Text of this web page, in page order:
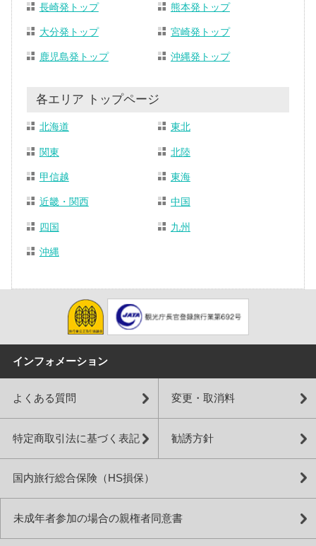
長崎発トップ 熊本発トップ
大分発トップ 宮崎発トップ
鹿児島発トップ 沖縄発トップ
各エリア トップページ
北海道 東北
関東 北陸
甲信越 東海
近畿・関西 中国
四国 九州
沖縄
インフォメーション
よくある質問 変更・取消料
特定商取引法に基づく表記 勧誘方針
国内旅行総合保険（HS損保）
未成年者参加の場合の親権者同意書